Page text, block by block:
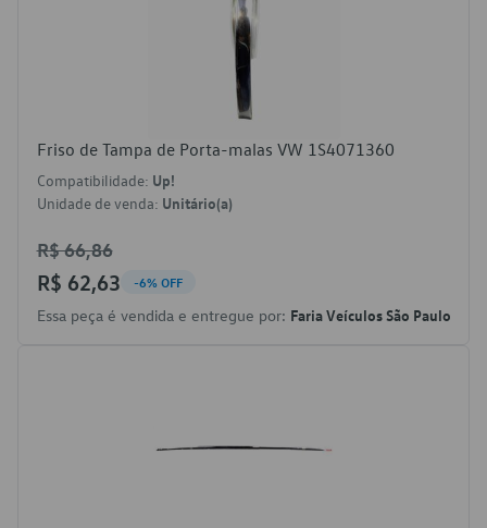
Friso de Tampa de Porta-malas VW 1S4071360
Compatibilidade: Up!
Unidade de venda: Unitário(a)
R$ 66,86
R$ 62,63 -6% OFF
Essa peça é vendida e entregue por: Faria Veículos São Paulo